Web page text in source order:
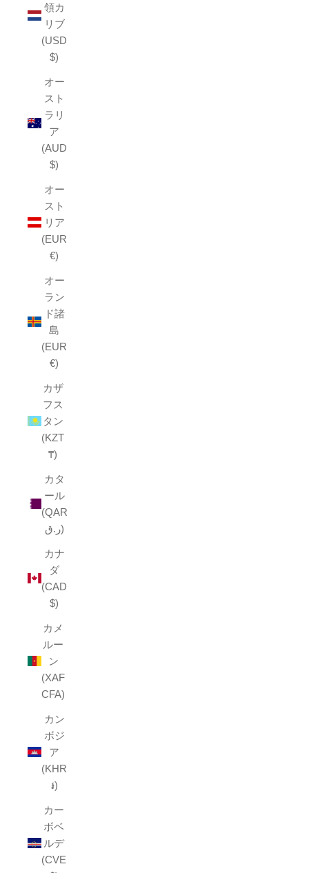
領カ
リブ
(USD
$)
オー
スト
ラリ
ア
(AUD
$)
オー
スト
リア
(EUR
€)
オー
ラン
ド諸
島
(EUR
€)
カザ
フス
タン
(KZT
₸)
カタ
ール
(QAR
ر.ق)
カナ
ダ
(CAD
$)
カメ
ルー
ン
(XAF
CFA)
カン
ボジ
ア
(KHR
៛)
カー
ボベ
ルデ
(CVE